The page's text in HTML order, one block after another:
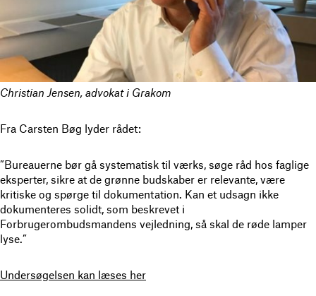
Christian Jensen, advokat i Grakom
Fra Carsten Bøg lyder rådet:
”Bureauerne bør gå systematisk til værks, søge råd hos faglige
eksperter, sikre at de grønne budskaber er relevante, være
kritiske og spørge til dokumentation. Kan et udsagn ikke
dokumenteres solidt, som beskrevet i
Forbrugerombudsmandens vejledning, så skal de røde lamper
lyse.”
Undersøgelsen kan læses her